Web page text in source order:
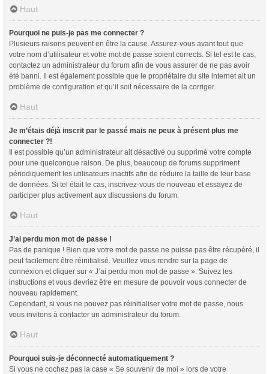
Haut
Pourquoi ne puis-je pas me connecter ?
Plusieurs raisons peuvent en être la cause. Assurez-vous avant tout que
votre nom d’utilisateur et votre mot de passe soient corrects. Si tel est le cas,
contactez un administrateur du forum afin de vous assurer de ne pas avoir
été banni. Il est également possible que le propriétaire du site internet ait un
problème de configuration et qu’il soit nécessaire de la corriger.
Haut
Je m’étais déjà inscrit par le passé mais ne peux à présent plus me
connecter ?!
Il est possible qu’un administrateur ait désactivé ou supprimé votre compte
pour une quelconque raison. De plus, beaucoup de forums suppriment
périodiquement les utilisateurs inactifs afin de réduire la taille de leur base
de données. Si tel était le cas, inscrivez-vous de nouveau et essayez de
participer plus activement aux discussions du forum.
Haut
J’ai perdu mon mot de passe !
Pas de panique ! Bien que votre mot de passe ne puisse pas être récupéré, il
peut facilement être réinitialisé. Veuillez vous rendre sur la page de
connexion et cliquer sur « J’ai perdu mon mot de passe ». Suivez les
instructions et vous devriez être en mesure de pouvoir vous connecter de
nouveau rapidement.
Cependant, si vous ne pouvez pas réinitialiser votre mot de passe, nous
vous invitons à contacter un administrateur du forum.
Haut
Pourquoi suis-je déconnecté automatiquement ?
Si vous ne cochez pas la case « Se souvenir de moi » lors de votre